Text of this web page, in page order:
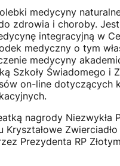
medycyny
zdrowia i choroby.
integracyjną w
medyczny o tym
medycyny
Szkoły Świadomego
on-line dotyczących
nagrody Niezwykła
Prezydenta RP